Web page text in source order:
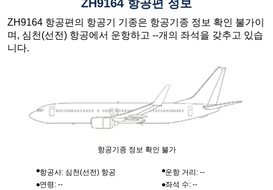
ZH9164 항공편 정보
ZH9164 항공편의 항공기 기종은 항공기종 정보 확인 불가이
며, 심천(선전) 항공에서 운항하고 --개의 좌석을 갖추고 있습
니다.
항공기종 정보 확인 불가
항공사: 심천(선전) 항공
운항 거리: --
연령: --
좌석 수: --